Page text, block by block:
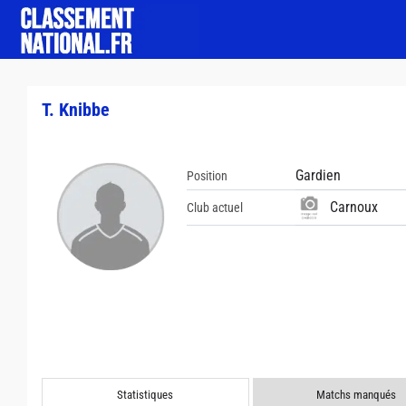
T. Knibbe
Position Gardien
Club actuel Carnoux
Statistiques Matchs manqués